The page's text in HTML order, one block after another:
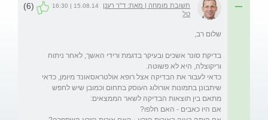
תשובת מומחה | מאת: ד"ר רענן
טל
15.08.14 | 16:30
(6)
בדיקת סונר אשכים ובעיקר בדגמת ורידי האשך, לאחר ניתוח
כדאי לעבור את הבדיקה אצל רופא אולטראסאונד מיומן, כדאי
שיתבונן בתמונות אורולוג העוסק בתחום וכמובן שיש לחפש